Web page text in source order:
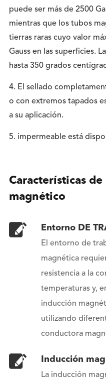
puede ser más de 2500
mientras que los tubos
tierras raras cuyo valor
Gauss en las superficies.
hasta 350 grados
4. El sellado
o con extremos tapados
a su aplicación.
5. impermeable está
Características
magnético
Entorno DE
El entorno de
magnética
resistencia a la
temperaturas y,
inducción
utilizando
conductora
Inducción
La inducción